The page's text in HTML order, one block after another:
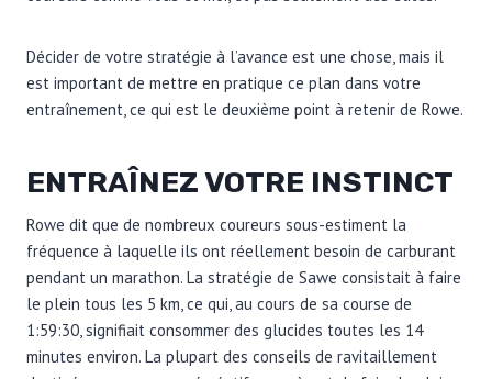
Décider de votre stratégie à l’avance est une chose, mais il
est important de mettre en pratique ce plan dans votre
entraînement, ce qui est le deuxième point à retenir de Rowe.
ENTRAÎNEZ VOTRE INSTINCT
Rowe dit que de nombreux coureurs sous-estiment la
fréquence à laquelle ils ont réellement besoin de carburant
pendant un marathon. La stratégie de Sawe consistait à faire
le plein tous les 5 km, ce qui, au cours de sa course de
1:59:30, signifiait consommer des glucides toutes les 14
minutes environ. La plupart des conseils de ravitaillement